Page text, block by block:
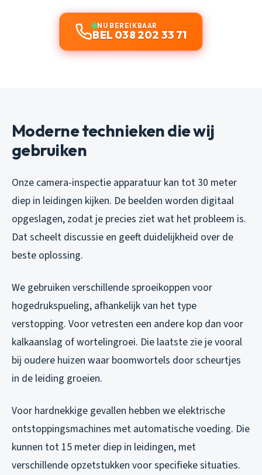
NU BEREIKBAAR
BEL 038 202 33 71
Moderne technieken die wij
gebruiken
Onze camera-inspectie apparatuur kan tot 30 meter
diep in leidingen kijken. De beelden worden digitaal
opgeslagen, zodat je precies ziet wat het probleem is.
Dat scheelt discussie en geeft duidelijkheid over de
beste oplossing.
We gebruiken verschillende sproeikoppen voor
hogedrukspueling, afhankelijk van het type
verstopping. Voor vetresten een andere kop dan voor
kalkaanslag of wortelingroei. Die laatste zie je vooral
bij oudere huizen waar boomwortels door scheurtjes
in de leiding groeien.
Voor hardnekkige gevallen hebben we elektrische
ontstoppingsmachines met automatische voeding. Die
kunnen tot 15 meter diep in leidingen, met
verschillende opzetstukken voor specifieke situaties.